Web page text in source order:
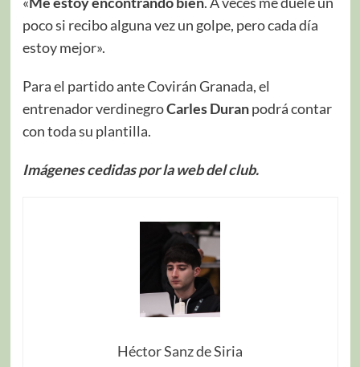
poco si recibo alguna vez un golpe, pero cada día
estoy mejor».
Para el partido ante Covirán Granada, el
entrenador verdinegroCarles Duranpodrá contar
con toda su plantilla.
Imágenes cedidas por la web del club.
Héctor Sanz de Siria